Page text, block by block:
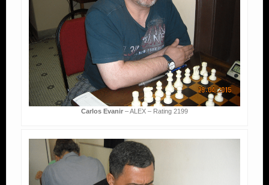
Carlos Evanir– ALEX – Rating 2199